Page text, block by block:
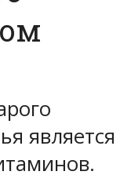
является